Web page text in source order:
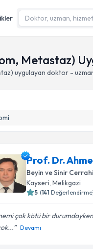
Metastaz)
uygulayan doktor -
Prof. Dr.
Beyin ve Sinir
Kayseri,Melikgazi
5 (141
çok kötü bir
Devamı